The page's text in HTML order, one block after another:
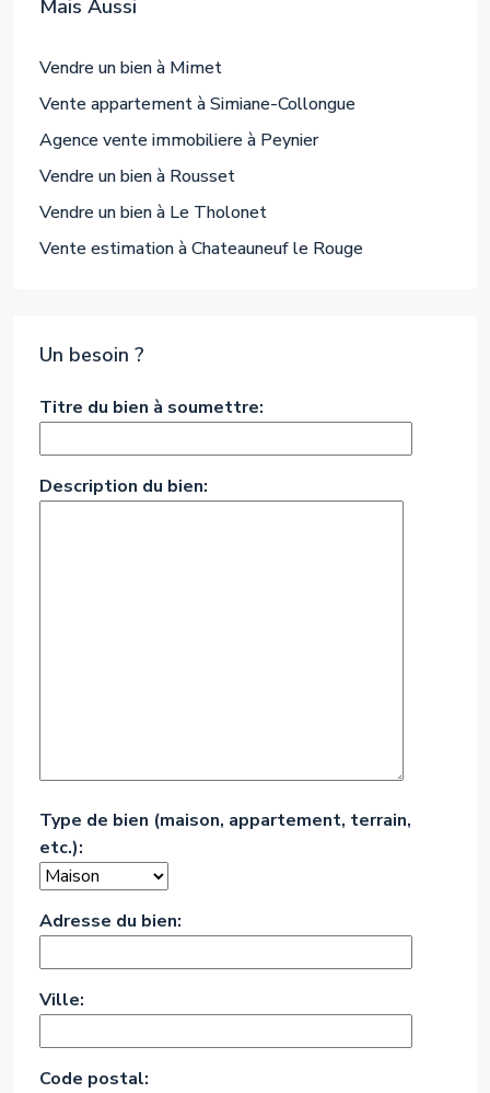
Mais Aussi
Vendre un bien à Mimet
Vente appartement à Simiane-Collongue
Agence vente immobiliere à Peynier
Vendre un bien à Rousset
Vendre un bien à Le Tholonet
Vente estimation à Chateauneuf le Rouge
Un besoin ?
Titre du bien à soumettre:
Description du bien:
Type de bien (maison, appartement, terrain,
etc.):
Adresse du bien:
Ville:
Code postal: